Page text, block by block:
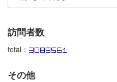
訪問者数
total：
その他